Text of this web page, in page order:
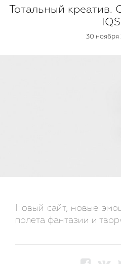
Тотальный креатив.
30 ноября
Новый сайт, новые
полета фантазии и